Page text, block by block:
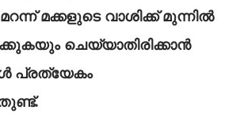
മക്കളുടെ വാശിക്ക് മുന്നിൽ
ചെയ്യാതിരിക്കാൻ
പ്രത്യേകം